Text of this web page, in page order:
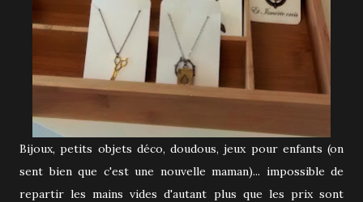
Bijoux, petits objets déco, doudous, jeux pour enfants (on
sent bien que c'est une nouvelle maman)... impossible de
repartir les mains vides d'autant plus que les prix sont